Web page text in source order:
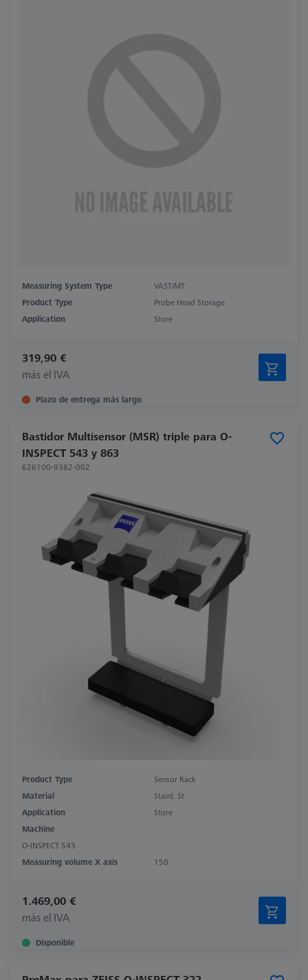
Measuring System Type
VAST/MT
Product Type
Probe Head Storage
Application
Store
319,90 €
más el IVA
Plazo de entrega más largo
Bastidor Multisensor (MSR) triple para O-
INSPECT 543 y 863
626100-9382-002
Product Type
Sensor Rack
Material
Stainl. St.
Application
Store
Machine
O-INSPECT 543
Measuring volume X axis
150
1.469,00 €
más el IVA
Disponible